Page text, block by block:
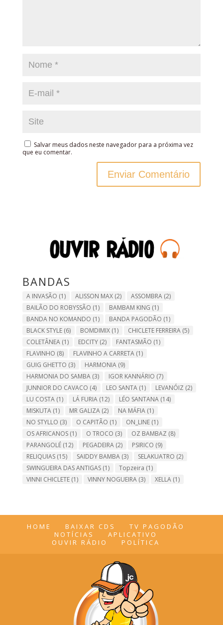
Salvar meus dados neste navegador para a próxima vez
que eu comentar.
BANDAS
A INVASÃO (1) ALISSON MAX(2) ASSOMBRA(2)
BAILÃO DO ROBYSSÃO (1) BAMBAM KING (1)
BANDA NO KOMANDO (1) BANDA PAGODÃO (1)
BLACK STYLE(6) BOMDIMIX(1) CHICLETE FERREIRA(5)
COLETÂNEA(1) EDCITY(2) FANTASMÃO (1)
FLAVINHO (8) FLAVINHO A CARRETA(1)
GUIG GHETTO (3) HARMONIA(9)
HARMONIA DO SAMBA(3) IGOR KANNÁRIO (7)
JUNNIOR DO CAVACO (4) LEO SANTA(1) LEVANÓIZ (2)
LU COSTA(1) LÁ FURIA(12) LÉO SANTANA(14)
MISKUTA(1) MR GALIZA(2) NA MÁFIA(1)
NO STYLLO (3) O CAPITÃO (1) ON_LINE(1)
OS AFRICANOS(1) O TROCO (3) OZ BAMBAZ (8)
PARANGOLÉ(12) PEGADEIRA(2) PSIRICO (9)
RELIQUIAS(15) SAIDDY BAMBA(3) SELAKUATRO (2)
SWINGUEIRA DAS ANTIGAS(1) Topzeira (1)
VINNI CHICLETE(1) VINNY NOGUEIRA(3) XELLA(1)
HOME BAIXAR CDS
TV PAGODÃO
NOTÍCIAS
APLICATIVO
OUVIR RÁDIO
POLÍTICA